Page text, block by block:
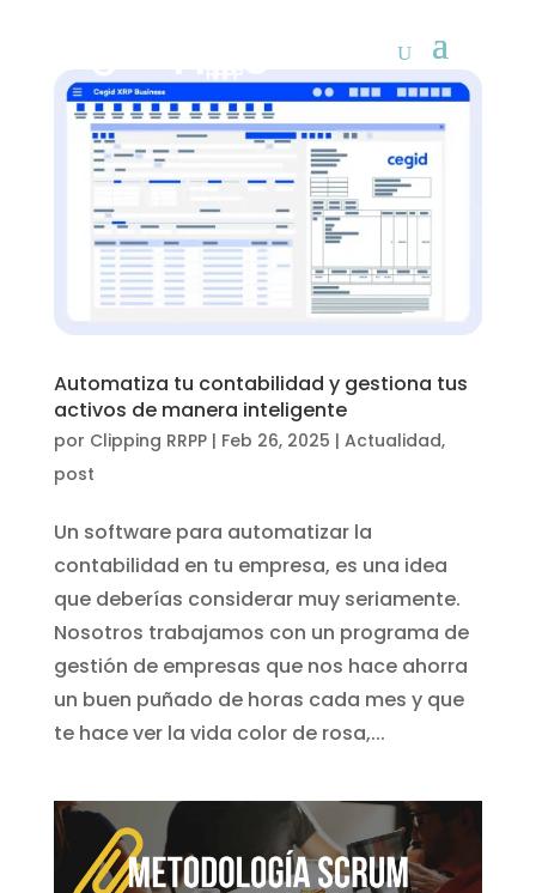
Automatiza tu contabilidad y gestiona tus
activos de manera inteligente
por Clipping RRPP| Feb 26, 2025 | Actualidad,
post
Un software para automatizar la
contabilidad en tu empresa, es una idea
que deberías considerar muy seriamente.
Nosotros trabajamos con un programa de
gestión de empresas que nos hace ahorra
un buen puñado de horas cada mes y que
te hace ver la vida color de rosa,...